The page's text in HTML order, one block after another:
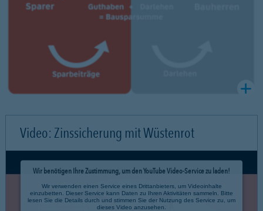
Video: Zinssicherung mit Wüstenrot
Wir benötigen Ihre Zustimmung, um den YouTube Video-Service zu laden!
Wir verwenden einen Service eines Drittanbieters, um Videoinhalte
einzubetten. Dieser Service kann Daten zu Ihren Aktivitäten sammeln. Bitte
lesen Sie die Details durch und stimmen Sie der Nutzung des Service zu, um
dieses Video anzusehen.